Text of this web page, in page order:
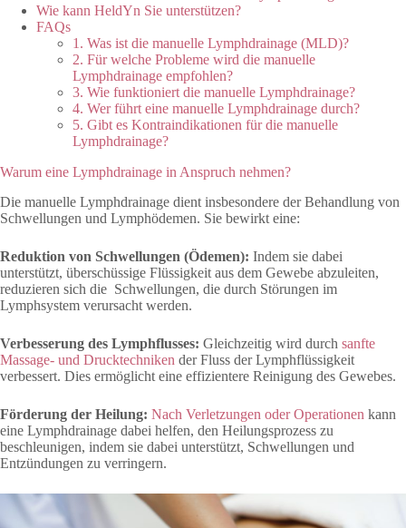
Wie kann HeldYn Sie unterstützen?
FAQs
1. Was ist die manuelle Lymphdrainage (MLD)?
2. Für welche Probleme wird die manuelle
Lymphdrainage empfohlen?
3. Wie funktioniert die manuelle Lymphdrainage?
4. Wer führt eine manuelle Lymphdrainage durch?
5. Gibt es Kontraindikationen für die manuelle
Lymphdrainage?
Warum eine Lymphdrainage in Anspruch nehmen?
Die manuelle Lymphdrainage dient insbesondere der Behandlung von
Schwellungen und Lymphödemen. Sie bewirkt eine:
Reduktion von Schwellungen (Ödemen): Indem sie dabei
unterstützt, überschüssige Flüssigkeit aus dem Gewebe abzuleiten,
reduzieren sich die Schwellungen, die durch Störungen im
Lymphsystem verursacht werden.
Verbesserung des Lymphflusses: Gleichzeitig wird durch sanfte
Massage- und Drucktechniken der Fluss der Lymphflüssigkeit
verbessert. Dies ermöglicht eine effizientere Reinigung des Gewebes.
Förderung der Heilung: Nach Verletzungen oder Operationen kann
eine Lymphdrainage dabei helfen, den Heilungsprozess zu
beschleunigen, indem sie dabei unterstützt, Schwellungen und
Entzündungen zu verringern.